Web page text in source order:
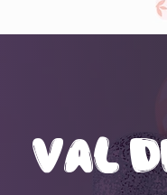
val
val